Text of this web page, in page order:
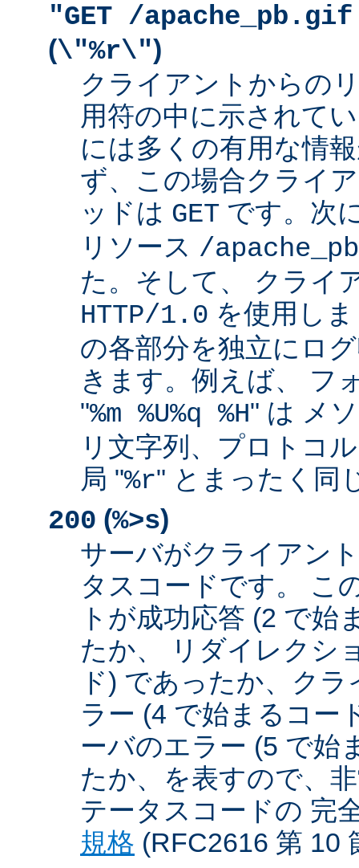
"GET /
(\"%r\")
クライアントからの
用符の中に示されて
には多くの有用な情
ず、この場合クライ
ッドは GET です。次
リソース /
た。そして、 クライ
HTTP/1.0 を使用し
の各部分を独立にロ
きます。例えば、 フ
"%m %U%q %H" は メ
リ文字列、プロトコ
局 "%r" とまったく同
200 (%>s)
サーバがクライアン
タスコードです。 こ
トが成功応答 (2 で始
たか、 リダイレクシ
ド) であったか、ク
ラー (4 で始まるコー
ーバのエラー (5 で始
たか、を表すので、
テータスコードの 完
規格 (RFC2616 第 10